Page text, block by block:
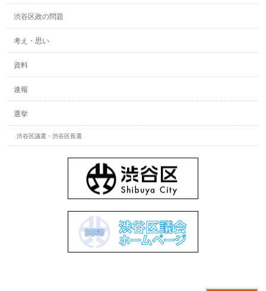
渋谷区政の問題
考え・思い
資料
速報
選挙
渋谷区議選・渋谷区長選